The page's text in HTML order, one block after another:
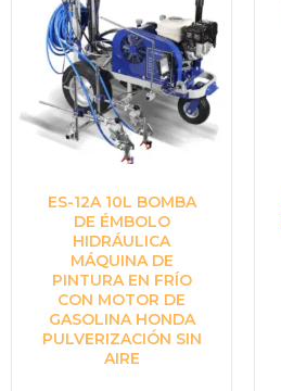
ES-12A 10L BOMBA
DE ÉMBOLO
HIDRÁULICA
MÁQUINA DE
PINTURA EN FRÍO
CON MOTOR DE
GASOLINA HONDA
PULVERIZACIÓN SIN
AIRE